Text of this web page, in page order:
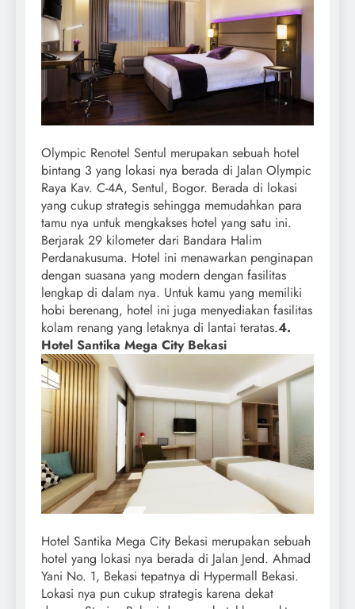
Olympic Renotel Sentul merupakan sebuah hotel
bintang 3 yang lokasi nya berada di Jalan Olympic
Raya Kav. C-4A, Sentul, Bogor. Berada di lokasi
yang cukup strategis sehingga memudahkan para
tamu nya untuk mengkakses hotel yang satu ini.
Berjarak 29 kilometer dari Bandara Halim
Perdanakusuma. Hotel ini menawarkan penginapan
dengan suasana yang modern dengan fasilitas
lengkap di dalam nya. Untuk kamu yang memiliki
hobi berenang, hotel ini juga menyediakan fasilitas
kolam renang yang letaknya di lantai teratas.4.
Hotel Santika Mega City Bekasi
Hotel Santika Mega City Bekasi merupakan sebuah
hotel yang lokasi nya berada di Jalan Jend. Ahmad
Yani No. 1, Bekasi tepatnya di Hypermall Bekasi.
Lokasi nya pun cukup strategis karena dekat